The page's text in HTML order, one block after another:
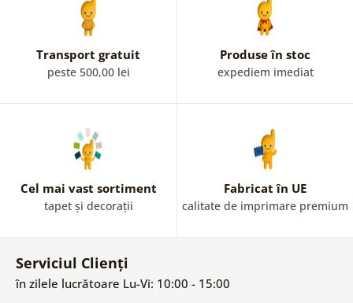
Transport gratuit
peste 500,00 lei
Produse în stoc
expediem imediat
Cel mai vast sortiment
tapet și decorații
Fabricat în UE
calitate de imprimare premium
Serviciul Clienți
în zilele lucrătoare Lu-Vi: 10:00 - 15:00